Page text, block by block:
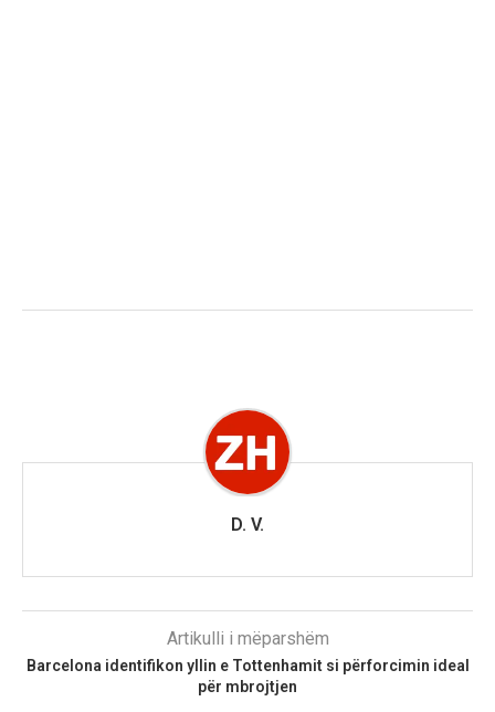
D. V.
Artikulli i mëparshëm
Barcelona identifikon yllin e Tottenhamit si përforcimin ideal
për mbrojtjen